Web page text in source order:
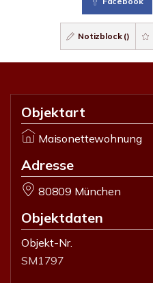
Notizblock ()
Objektart
Maisonettewohnung
Adresse
80809 München
Objektdaten
Objekt-Nr.
SM1797